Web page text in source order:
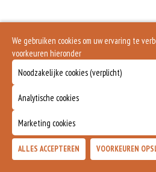
We gebruiken cookies om uw ervaring te
voorkeuren hieronder
Noodzakelijke cookies (verplicht)
Analytische cookies
Marketing cookies
ALLES ACCEPTEREN VOORKEUREN